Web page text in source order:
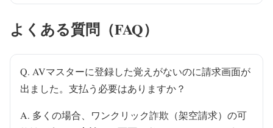
よくある質問（FAQ）
Q. AVマスターに登録した覚えがないのに請求画面が
出ました。支払う必要はありますか？
A. 多くの場合、ワンクリック詐欺（架空請求）の可